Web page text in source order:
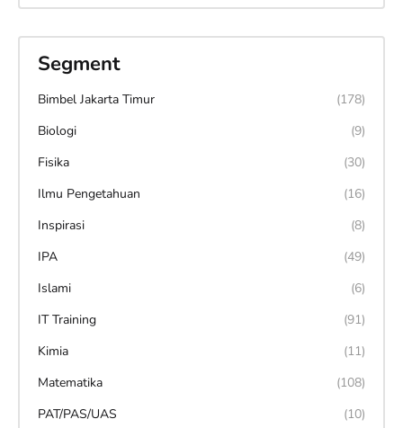
Segment
Bimbel Jakarta Timur
(178)
Biologi
(9)
Fisika
(30)
Ilmu Pengetahuan
(16)
Inspirasi
(8)
IPA
(49)
Islami
(6)
IT Training
(91)
Kimia
(11)
Matematika
(108)
PAT/PAS/UAS
(10)